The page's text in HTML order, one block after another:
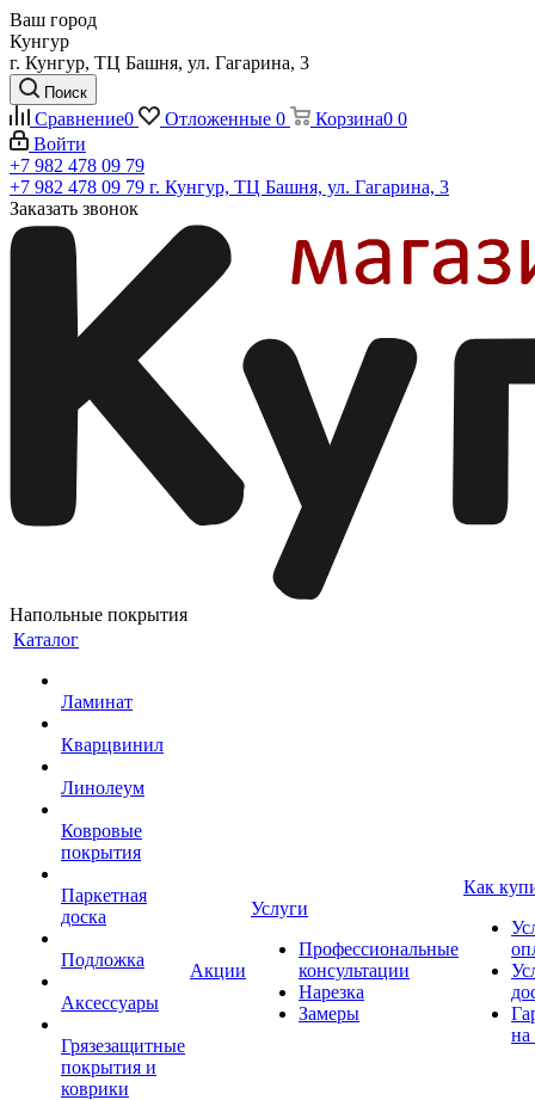
Ваш город
Кунгур
г. Кунгур, ТЦ Башня, ул. Гагарина, 3
Поиск
Сравнение0 Отложенные 0 Корзина0 0
Войти
+7 982 478 09 79
+7 982 478 09 79 г. Кунгур, ТЦ Башня, ул. Гагарина, 3
Заказать звонок
Напольные покрытия
Каталог
Ламинат
Кварцвинил
Линолеум
Ковровые
покрытия
Паркетная
доска
Подложка
Аксессуары
Грязезащитные
покрытия и
коврики
Акции
Услуги
Профессиональные
консультации
Нарезка
Замеры
Как
на